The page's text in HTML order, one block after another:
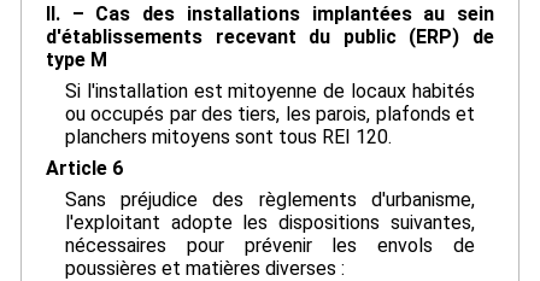
II. – Cas des installations implantées au sein
d'établissements recevant du public (ERP) de
type M
Si l'installation est mitoyenne de locaux habités
ou occupés par des tiers, les parois, plafonds et
planchers mitoyens sont tous REI 120.
Article 6
Sans préjudice des règlements d'urbanisme,
l'exploitant adopte les dispositions suivantes,
nécessaires pour prévenir les envols de
poussières et matières diverses :